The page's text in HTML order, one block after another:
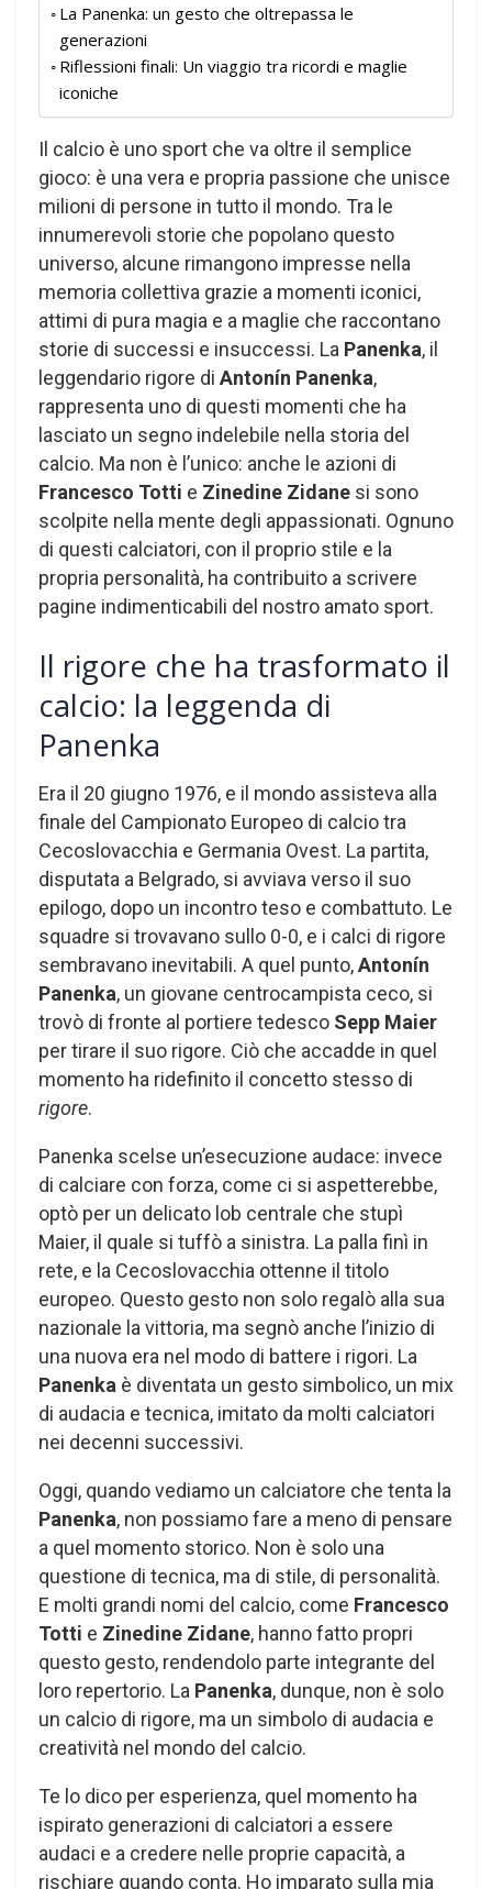
La Panenka: un gesto che oltrepassa le
generazioni
Riflessioni finali: Un viaggio tra ricordi e maglie
iconiche
Il calcio è uno sport che va oltre il semplice
gioco: è una vera e propria passione che unisce
milioni di persone in tutto il mondo. Tra le
innumerevoli storie che popolano questo
universo, alcune rimangono impresse nella
memoria collettiva grazie a momenti iconici,
attimi di pura magia e a maglie che raccontano
storie di successi e insuccessi. La Panenka, il
leggendario rigore di Antonín Panenka,
rappresenta uno di questi momenti che ha
lasciato un segno indelebile nella storia del
calcio. Ma non è l’unico: anche le azioni di
Francesco Totti e Zinedine Zidane si sono
scolpite nella mente degli appassionati. Ognuno
di questi calciatori, con il proprio stile e la
propria personalità, ha contribuito a scrivere
pagine indimenticabili del nostro amato sport.
Il rigore che ha trasformato il
calcio: la leggenda di
Panenka
Era il 20 giugno 1976, e il mondo assisteva alla
finale del Campionato Europeo di calcio tra
Cecoslovacchia e Germania Ovest. La partita,
disputata a Belgrado, si avviava verso il suo
epilogo, dopo un incontro teso e combattuto. Le
squadre si trovavano sullo 0-0, e i calci di rigore
sembravano inevitabili. A quel punto,Antonín
Panenka, un giovane centrocampista ceco, si
trovò di fronte al portiere tedesco Sepp Maier
per tirare il suo rigore. Ciò che accadde in quel
momento ha ridefinito il concetto stesso di
rigore.
Panenka scelse un’esecuzione audace: invece
di calciare con forza, come ci si aspetterebbe,
optò per un delicato lob centrale che stupì
Maier, il quale si tuffò a sinistra. La palla finì in
rete, e la Cecoslovacchia ottenne il titolo
europeo. Questo gesto non solo regalò alla sua
nazionale la vittoria, ma segnò anche l’inizio di
una nuova era nel modo di battere i rigori. La
Panenka è diventata un gesto simbolico, un mix
di audacia e tecnica, imitato da molti calciatori
nei decenni successivi.
Oggi, quando vediamo un calciatore che tenta la
Panenka, non possiamo fare a meno di pensare
a quel momento storico. Non è solo una
questione di tecnica, ma di stile, di personalità.
E molti grandi nomi del calcio, come Francesco
Totti e Zinedine Zidane, hanno fatto propri
questo gesto, rendendolo parte integrante del
loro repertorio. La Panenka, dunque, non è solo
un calcio di rigore, ma un simbolo di audacia e
creatività nel mondo del calcio.
Te lo dico per esperienza, quel momento ha
ispirato generazioni di calciatori a essere
audaci e a credere nelle proprie capacità, a
rischiare quando conta. Ho imparato sulla mia